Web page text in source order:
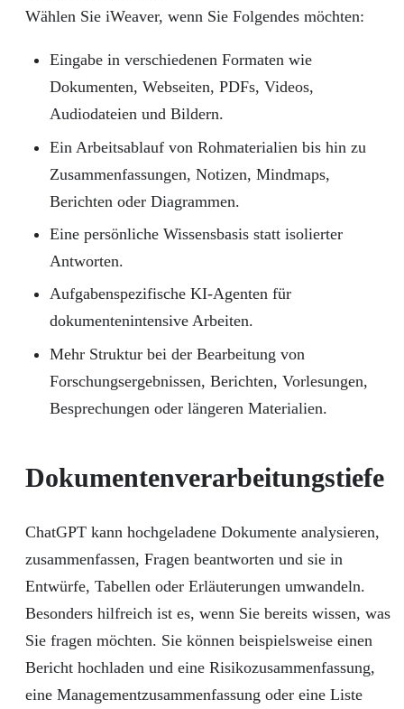
Wählen Sie iWeaver, wenn Sie Folgendes möchten:
Eingabe in verschiedenen Formaten wie
Dokumenten, Webseiten, PDFs, Videos,
Audiodateien und Bildern.
Ein Arbeitsablauf von Rohmaterialien bis hin zu
Zusammenfassungen, Notizen, Mindmaps,
Berichten oder Diagrammen.
Eine persönliche Wissensbasis statt isolierter
Antworten.
Aufgabenspezifische KI-Agenten für
dokumentenintensive Arbeiten.
Mehr Struktur bei der Bearbeitung von
Forschungsergebnissen, Berichten, Vorlesungen,
Besprechungen oder längeren Materialien.
Dokumentenverarbeitungstiefe
ChatGPT kann hochgeladene Dokumente analysieren,
zusammenfassen, Fragen beantworten und sie in
Entwürfe, Tabellen oder Erläuterungen umwandeln.
Besonders hilfreich ist es, wenn Sie bereits wissen, was
Sie fragen möchten. Sie können beispielsweise einen
Bericht hochladen und eine Risikozusammenfassung,
eine Managementzusammenfassung oder eine Liste